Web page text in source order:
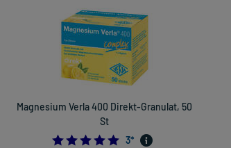
Magnesium Verla 400 Direkt-Granulat, 50
St
5.0
3*